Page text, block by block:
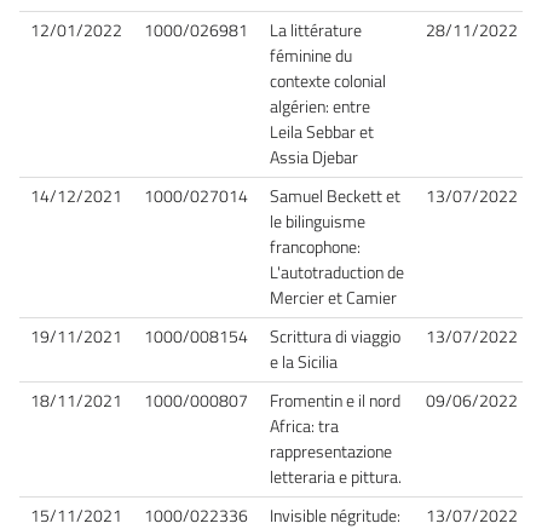
12/01/2022 1000/026981
La littérature
féminine du
contexte colonial
algérien: entre
Leila Sebbar et
Assia Djebar
28/11/2022
14/12/2021 1000/027014
Samuel Beckett et
le bilinguisme
francophone:
L'autotraduction de
Mercier et Camier
13/07/2022
19/11/2021 1000/008154
Scrittura di viaggio
e la Sicilia
13/07/2022
18/11/2021 1000/000807
Fromentin e il nord
Africa: tra
rappresentazione
letteraria e pittura.
09/06/2022
15/11/2021 1000/022336
Invisible négritude:
13/07/2022